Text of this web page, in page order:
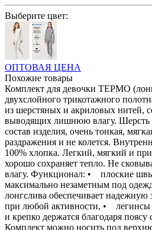
Выберите цвет:
ОПТОВАЯ ЦЕНА
Похожие товары
Комплект для девочки ТЕРМО
двухслойного трикотажного
из шерстяных и акриловых нитей,
выводящих лишнюю влагу. Шерсть
состав изделия, очень тонкая,
раздражения и не колется.
100% хлопка. Легкий, мягкий и
хорошо сохраняет тепло. Не
влагу. Функционал: • плоские швы
максимально незаметным под
лонгслива обеспечивает надежную
при любой активности, • легинсы
и крепко держатся благодаря
Комплект можно носить под